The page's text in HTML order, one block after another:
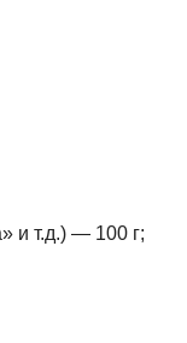
и т.д.) — 100 г;